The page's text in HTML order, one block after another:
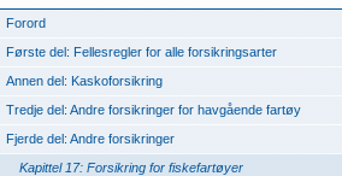
Forord
Første del: Fellesregler for alle forsikringsarter
Annen del: Kaskoforsikring
Tredje del: Andre forsikringer for havgående fartøy
Fjerde del: Andre forsikringer
Kapittel 17: Forsikring for fiskefartøyer